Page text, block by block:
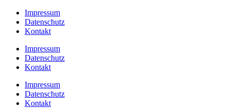
Impressum
Datenschutz
Kontakt
Impressum
Datenschutz
Kontakt
Impressum
Datenschutz
Kontakt